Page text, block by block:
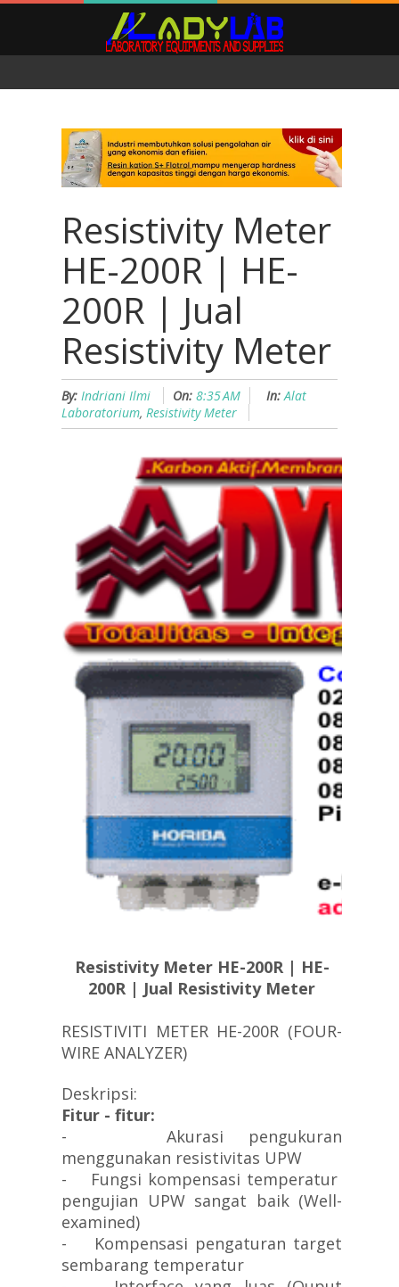
Resistivity Meter
HE-200R | HE-
200R | Jual
Resistivity Meter
By: Indriani Ilmi On: 8:35 AM In: Alat
Laboratorium, Resistivity Meter
Resistivity Meter HE-200R | HE-
200R | Jual Resistivity Meter
RESISTIVITI METER HE-200R (FOUR-
WIRE ANALYZER)
Deskripsi:
Fitur - fitur:
- Akurasi pengukuran
menggunakan resistivitas UPW
- Fungsi kompensasi temperatur
pengujian UPW sangat baik (Well-
examined)
- Kompensasi pengaturan target
sembarang temperatur